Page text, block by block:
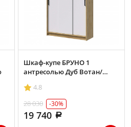
Шкаф-купе БРУНО 1
антресолью Дуб Вотан/
4.8
28 030
-30%
19 740